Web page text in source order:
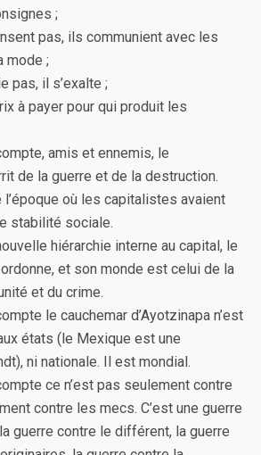
;
pas, ils communient avec les
mode ;
pas, il s’exalte ;
à payer pour qui produit les
amis et ennemis, le
de la guerre et de la destruction.
l’époque où les capitalistes avaient
stabilité sociale.
hiérarchie interne au capital, le
et son monde est celui de la
et du crime.
le cauchemar d’Ayotzinapa n’est
états (le Mexique est une
ni nationale. Il est mondial.
ce n’est pas seulement contre
contre les mecs. C’est une guerre
guerre contre le différent, la guerre